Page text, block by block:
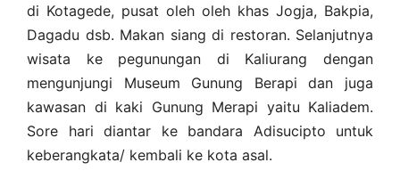
di Kotagede, pusat oleh oleh khas Jogja, Bakpia,
Dagadu dsb. Makan siang di restoran. Selanjutnya
wisata ke pegunungan di Kaliurang dengan
mengunjungi Museum Gunung Berapi dan juga
kawasan di kaki Gunung Merapi yaitu Kaliadem.
Sore hari diantar ke bandara Adisucipto untuk
keberangkata/ kembali ke kota asal.